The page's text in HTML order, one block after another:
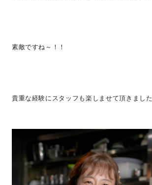
素敵ですね～！！
貴重な経験にスタッフも楽しませて頂きました